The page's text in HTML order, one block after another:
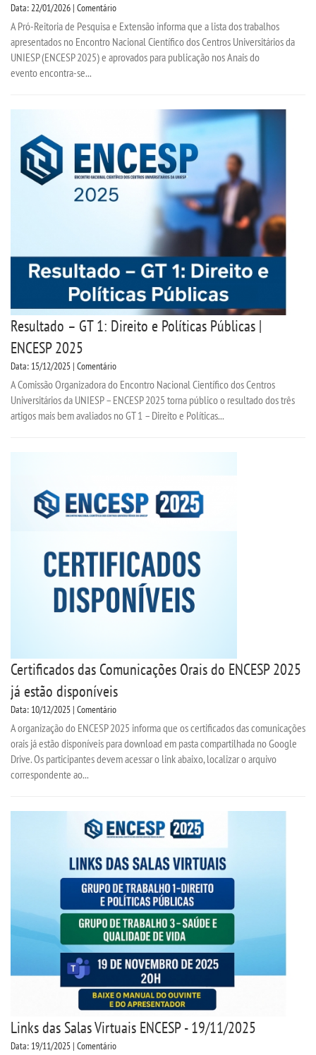
Data: 22/01/2026 | Comentário
A Pró-Reitoria de Pesquisa e Extensão informa que a lista dos trabalhos
apresentados no Encontro Nacional Científico dos Centros Universitários da
UNIESP (ENCESP 2025) e aprovados para publicação nos Anais do
evento encontra-se...
Resultado – GT 1: Direito e Políticas Públicas |
ENCESP 2025
Data: 15/12/2025 | Comentário
A Comissão Organizadora do Encontro Nacional Científico dos Centros
Universitários da UNIESP – ENCESP 2025 torna público o resultado dos três
artigos mais bem avaliados no GT 1 – Direito e Políticas...
Certificados das Comunicações Orais do ENCESP 2025
já estão disponíveis
Data: 10/12/2025 | Comentário
A organização do ENCESP 2025 informa que os certificados das comunicações
orais já estão disponíveis para download em pasta compartilhada no Google
Drive. Os participantes devem acessar o link abaixo, localizar o arquivo
correspondente ao...
Links das Salas Virtuais ENCESP - 19/11/2025
Data: 19/11/2025 | Comentário